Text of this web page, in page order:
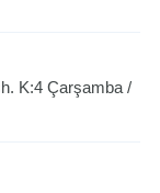
K:4 Çarşamba /